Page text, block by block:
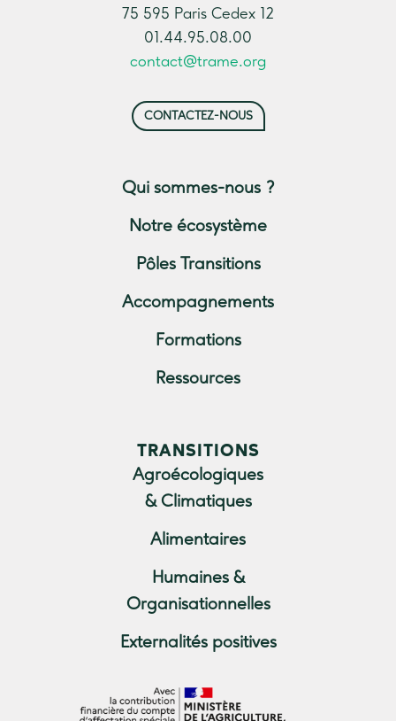
75 595 Paris Cedex 12
01.44.95.08.00
contact@trame.org
CONTACTEZ-NOUS
Qui sommes-nous ?
Notre écosystème
Pôles Transitions
Accompagnements
Formations
Ressources
TRANSITIONS
Agroécologiques
& Climatiques
Alimentaires
Humaines &
Organisationnelles
Externalités positives